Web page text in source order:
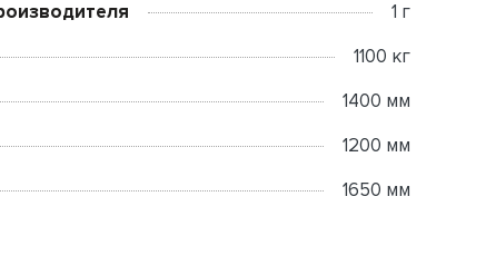
1 г
1100 кг
1400 мм
1200 мм
1650 мм